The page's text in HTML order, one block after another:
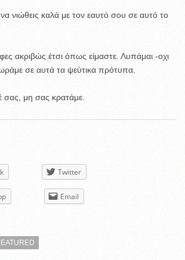
νιώθεις καλά με τον εαυτό σου σε αυτό το
ακριβώς έτσι όπως είμαστε. Λυπάμαι -οχι
σε αυτά τα ψεύτικα πρότυπα.
σας, μη σας κρατάμε.
Twitter
Email